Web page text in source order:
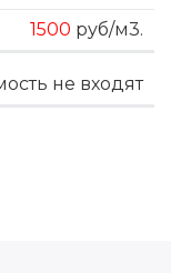
1500 руб/м3.
не входят